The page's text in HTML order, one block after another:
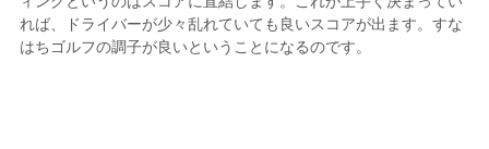
れば、ドライバーが少々乱れていても良いスコアが出ます。すな
はちゴルフの調子が良いということになるのです。